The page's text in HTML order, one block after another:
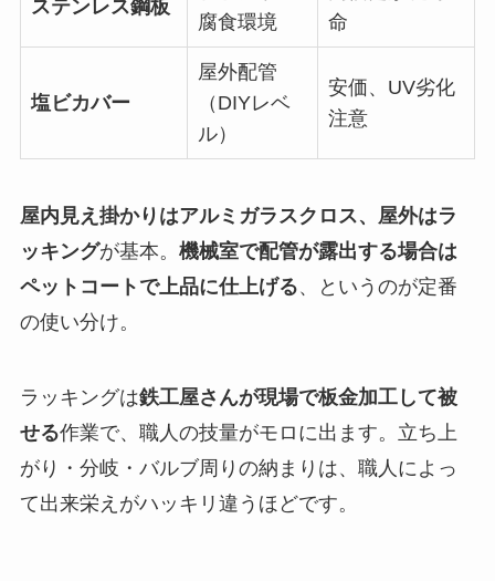
ステンレス鋼板
腐食環境
命
塩ビカバー
屋外配管
（DIYレベ
ル）
安価、UV劣化
注意
屋内見え掛かりはアルミガラスクロス、屋外はラ
ッキングが基本。 機械室で配管が露出する場合は
ペットコートで上品に仕上げる、というのが定番
の使い分け。
ラッキングは鉄工屋さんが現場で板金加工して被
せる作業で、職人の技量がモロに出ます。立ち上
がり・分岐・バルブ周りの納まりは、職人によっ
て出来栄えがハッキリ違うほどです。